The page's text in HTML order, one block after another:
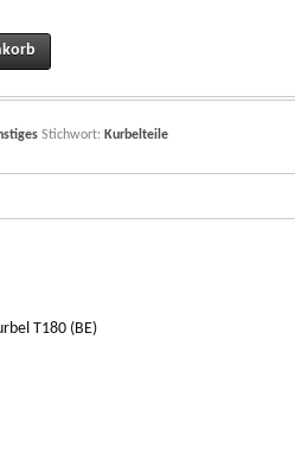
T180 (BE) quantity
Stichwort: Kurbelteile
T180 (BE)